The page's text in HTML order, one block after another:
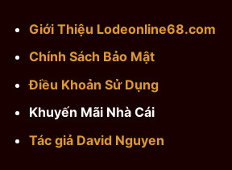
Giới Thiệu Lodeonline68.com
Chính Sách Bảo Mật
Điều Khoản Sử Dụng
Khuyến Mãi Nhà Cái
Tác giả David Nguyen